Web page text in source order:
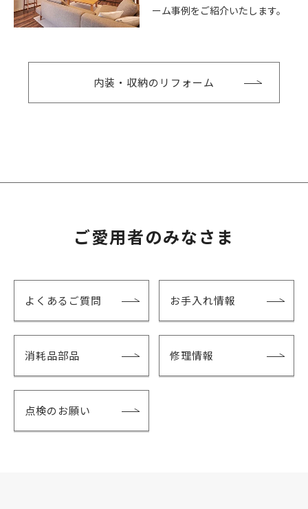
ーム事例をご紹介いたします。
内装・収納のリフォーム
ご愛用者のみなさま
よくあるご質問 お手入れ情報
消耗品部品 修理情報
点検のお願い